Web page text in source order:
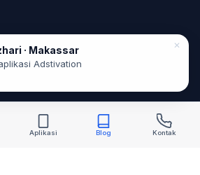
Aplikasi Blog Kontak
· Makassar
Adstivation
✕